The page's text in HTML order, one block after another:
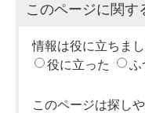
このページに関す
情報は役に立ちま
役に立った
ふ
このページは探し